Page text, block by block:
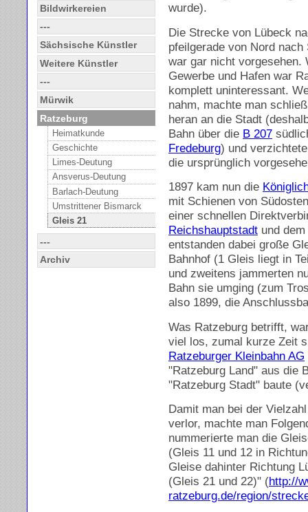
Bildwirkereien
---
Sächsische Künstler
Weitere Künstler
---
Mürwik
Ratzeburg
Heimatkunde
Geschichte
Limes-Deutung
Ansverus-Deutung
Barlach-Deutung
Umstrittener Bismarck
Gleis 21
---
Archiv
wurde).
Die Strecke von Lübeck
pfeilgerade von Nord
war gar nicht
Gewerbe und Hafen war
komplett uninteressant.
nahm, machte man
heran an die Stadt
Bahn über die B 207
Fredeburg) und
die ursprünglich
1897 kam nun die
mit Schienen von
einer schnellen
Reichshauptstadt und dem
entstanden dabei große
Bahnhof (1 Gleis liegt in
und zweitens jammerten
Bahn sie umging (zum
also 1899, die
Was Ratzeburg betrifft,
viel los, zumal kurze Zeit
Ratzeburger Kleinbahn AG
"Ratzeburg Land" aus die
"Ratzeburg Stadt" baute
Damit man bei der
verlor, machte man
nummerierte man die
(Gleis 11 und 12 in
Gleise dahinter Richtung
(Gleis 21 und 22)" (http://
ratzeburg.de/region/